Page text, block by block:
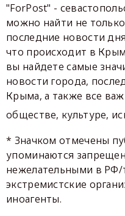
"ForPost" -
можно найти не
последние новости
что происходит в
вы найдете самые
новости города,
Крыма, а также все
обществе, культуре,
* Значком отмечены
упоминаются
нежелательными в РФ/
экстремистские
иноагенты.